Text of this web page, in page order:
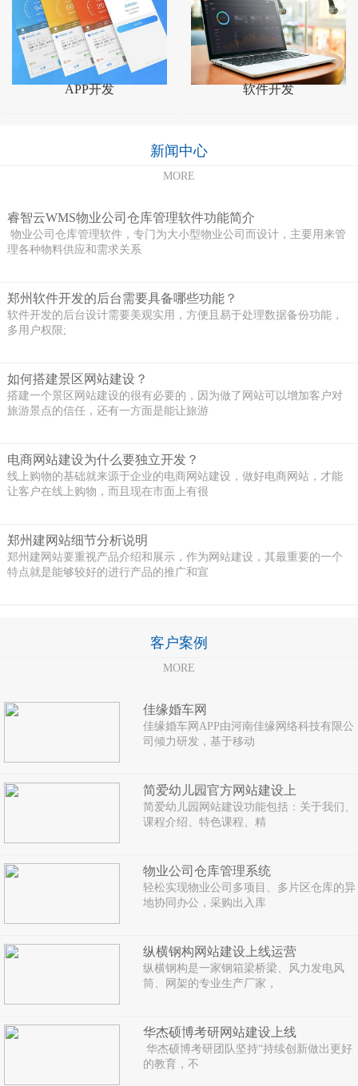
APP开发 软件开发
新闻中心
MORE
睿智云WMS物业公司仓库管理软件功能简介
物业公司仓库管理软件，专门为大小型物业公司而设计，主要用来管
理各种物料供应和需求关系
郑州软件开发的后台需要具备哪些功能？
软件开发的后台设计需要美观实用，方便且易于处理数据备份功能，
多用户权限;
如何搭建景区网站建设？
搭建一个景区网站建设的很有必要的，因为做了网站可以增加客户对
旅游景点的信任，还有一方面是能让旅游
电商网站建设为什么要独立开发？
线上购物的基础就来源于企业的电商网站建设，做好电商网站，才能
让客户在线上购物，而且现在市面上有很
郑州建网站细节分析说明
郑州建网站要重视产品介绍和展示，作为网站建设，其最重要的一个
特点就是能够较好的进行产品的推广和宣
客户案例
MORE
佳缘婚车网
佳缘婚车网APP由河南佳缘网络科技有限公
司倾力研发，基于移动
简爱幼儿园官方网站建设上
简爱幼儿园网站建设功能包括：关于我们、
课程介绍、特色课程、精
物业公司仓库管理系统
轻松实现物业公司多项目、多片区仓库的异
地协同办公，采购出入库
纵横钢构网站建设上线运营
纵横钢构是一家钢箱梁桥梁、风力发电风
筒、网架的专业生产厂家，
华杰硕博考研网站建设上线
华杰硕博考研团队坚持“持续创新做出更好
的教育，不